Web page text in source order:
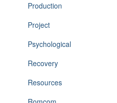
Production
Project
Psychological
Recovery
Resources